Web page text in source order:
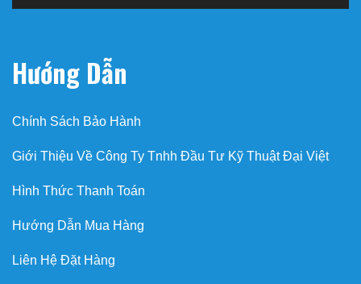
Hướng Dẫn
Chính Sách Bảo Hành
Giới Thiệu Về Công Ty Tnhh Đầu Tư Kỹ Thuật Đại Việt
Hình Thức Thanh Toán
Hướng Dẫn Mua Hàng
Liên Hệ Đặt Hàng